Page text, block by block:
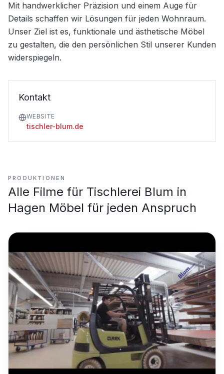
Mit handwerklicher Präzision und einem Auge für
Details schaffen wir Lösungen für jeden Wohnraum.
Unser Ziel ist es, funktionale und ästhetische Möbel
zu gestalten, die den persönlichen Stil unserer Kunden
widerspiegeln.
Kontakt
WEBSITE
tischler-blum.de
PRODUKTIONEN
Alle Filme für Tischlerei Blum in
Hagen Möbel für jeden Anspruch